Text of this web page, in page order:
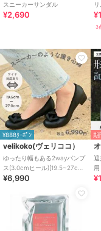
スニーカーサンダル
¥2,690
3
¥888ｸｰﾎﾟﾝ
velikoko(ヴェリココ）
ゆったり幅もある2wayパンプ
ス(3.0cmヒール)[19.5~27cm]
ラクチンきれいシューズ
¥6,990
期
遮
晴